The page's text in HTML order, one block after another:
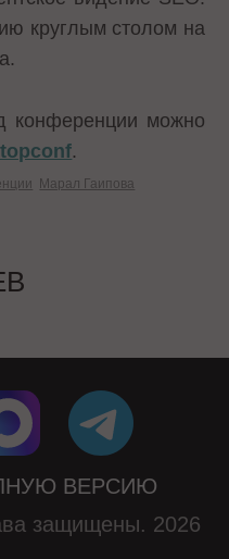
круглым столом на
конференции можно
.
Марал Гаипова
ВЕРСИЮ
защищены. 2026